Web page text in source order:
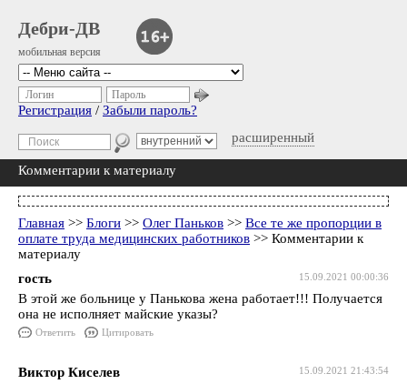
Дебри-ДВ
мобильная версия
расширенный
Логин Пароль
Регистрация / Забыли пароль?
Комментарии к материалу
Главная >> Блоги >> Олег Паньков >> Все те же пропорции в
оплате труда медицинских работников >> Комментарии к
материалу
15.09.2021 00:00:36
гость
В этой же больнице у Панькова жена работает!!! Получается
она не исполняет майские указы?
Ответить Цитировать
15.09.2021 21:43:54
Виктор Киселев